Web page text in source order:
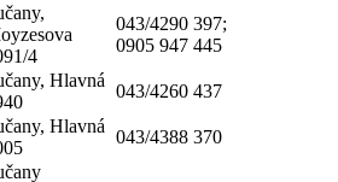
4
043/4290 397;
0905 947 445
Hlavná
043/4260 437
Hlavná
043/4388 370